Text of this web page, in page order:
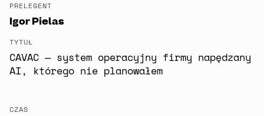
PRELEGENT
Igor Pielas
TYTUŁ
CAVAC — system operacyjny firmy napędzany
AI, którego nie planowałem
CZAS